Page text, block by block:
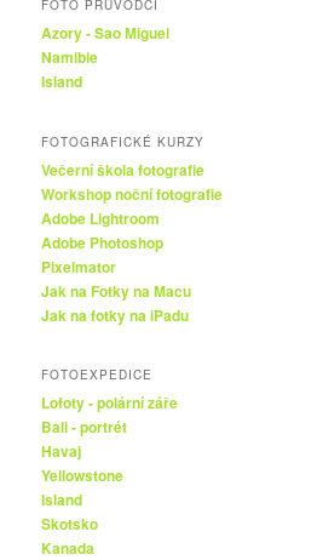
FOTO PRŮVODCI
Azory - Sao Miguel
Namibie
Island
FOTOGRAFICKÉ KURZY
Večerní škola fotografie
Workshop noční fotografie
Adobe Lightroom
Adobe Photoshop
Pixelmator
Jak na Fotky na Macu
Jak na fotky na iPadu
FOTOEXPEDICE
Lofoty - polární záře
Bali - portrét
Havaj
Yellowstone
Island
Skotsko
Kanada